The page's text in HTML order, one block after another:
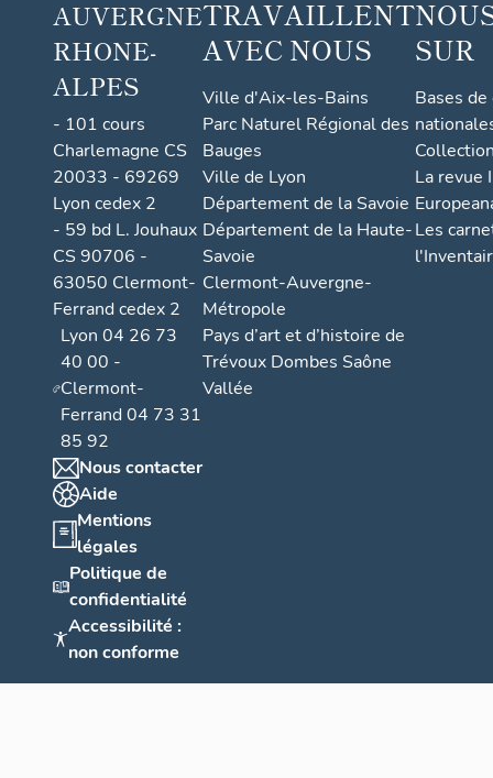
AUVERGNE
RHONE-
ALPES
- 101 cours
Charlemagne CS
20033 - 69269
Lyon cedex 2
- 59 bd L. Jouhaux
CS 90706 -
63050 Clermont-
Ferrand cedex 2
Lyon 04 26 73
40 00 -
Clermont-
Ferrand 04 73 31
85 92
Nous contacter
Aide
Mentions
légales
Politique de
confidentialité
Accessibilité :
non conforme
TRAVAILLENT
AVEC NOUS
Ville d'Aix-les-Bains
Parc Naturel Régional des
Bauges
Ville de Lyon
Département de la Savoie
Département de la Haute-
Savoie
Clermont-Auvergne-
Métropole
Pays d’art et d’histoire de
Trévoux Dombes Saône
Vallée
SUR
Bases
La revue
Les